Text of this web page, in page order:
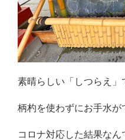
素晴らしい「しつらえ」
柄杓を使わずにお手水が
コロナ対応した結果なん